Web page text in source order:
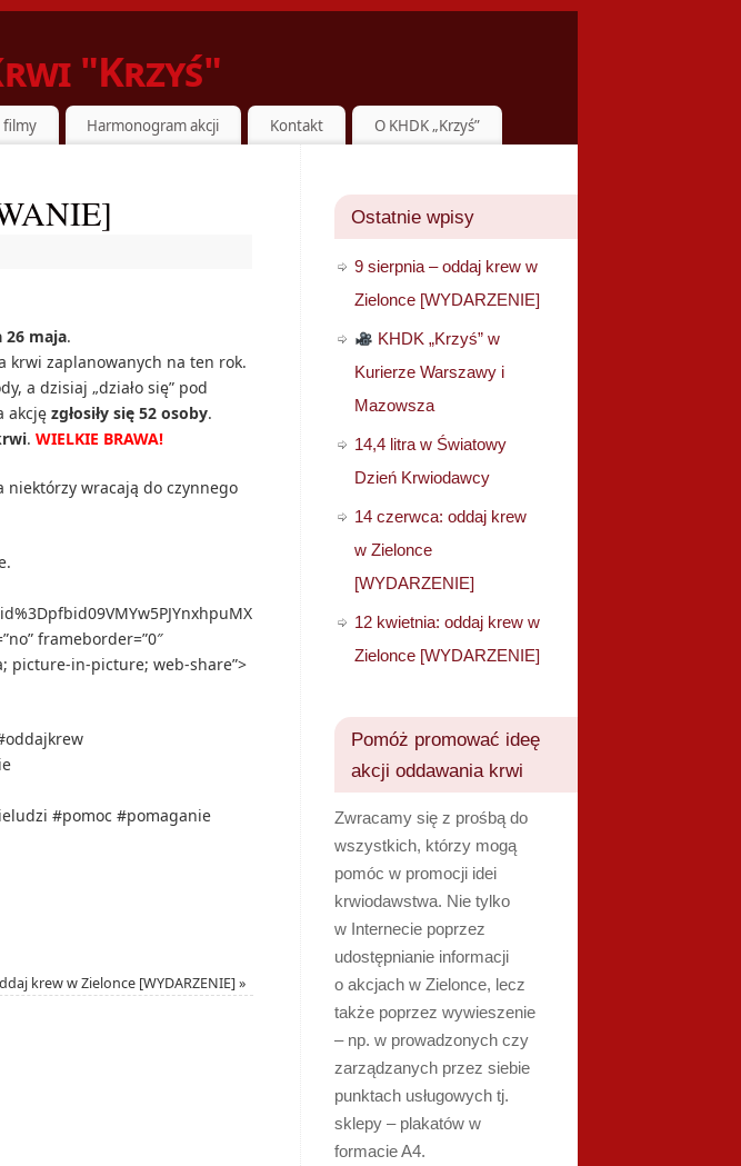
"Krzyś"
filmy Harmonogram akcji Kontakt O KHDK „Krzyś”
26 maja.
krwi zaplanowanych na ten rok.
a dzisiaj „działo się” pod
akcję zgłosiły się 52 osoby.
. WIELKIE BRAWA!
niektórzy wracają do czynnego
frameborder=”0″
picture-in-picture; web-share”>
#pomoc #pomaganie
krew w Zielonce [WYDARZENIE]»
Ostatnie wpisy
9 sierpnia – oddaj krew w
Zielonce [WYDARZENIE]
KHDK „Krzyś” w
Kurierze Warszawy i
Mazowsza
14,4 litra w Światowy
Dzień Krwiodawcy
14 czerwca: oddaj krew
w Zielonce
[WYDARZENIE]
12 kwietnia: oddaj krew w
Zielonce [WYDARZENIE]
Pomóż promować ideę
akcji oddawania krwi
Zwracamy się z prośbą do
wszystkich, którzy mogą
pomóc w promocji idei
krwiodawstwa. Nie tylko
w Internecie poprzez
udostępnianie informacji
o akcjach w Zielonce, lecz
także poprzez wywieszenie
– np. w prowadzonych czy
zarządzanych przez siebie
punktach usługowych tj.
sklepy – plakatów w
formacie A4.